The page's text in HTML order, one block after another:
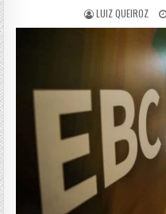
LUIZ QUEIROZ